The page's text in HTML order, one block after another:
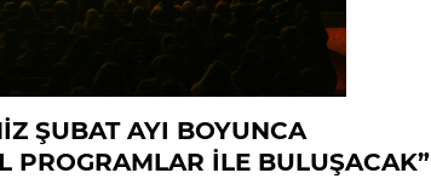
ŞUBAT AYI BOYUNCA
PROGRAMLAR İLE BULUŞACAK”